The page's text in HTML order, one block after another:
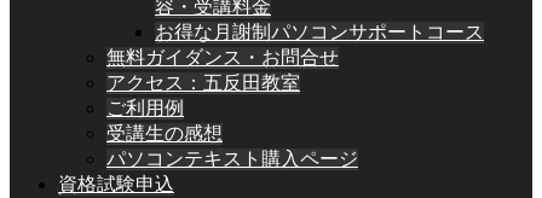
容・受講料金
お得な月謝制パソコンサポートコース
無料ガイダンス・お問合せ
アクセス：五反田教室
ご利用例
受講生の感想
パソコンテキスト購入ページ
資格試験申込